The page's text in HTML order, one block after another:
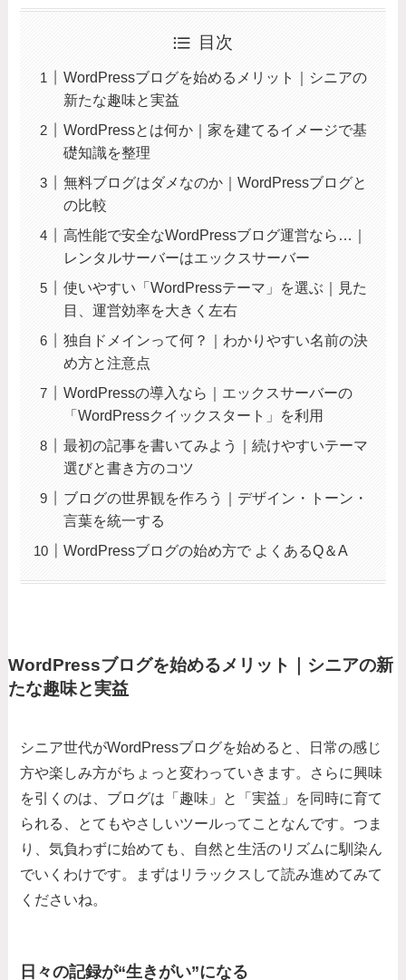
目次
WordPressブログを始めるメリット｜シニアの
新たな趣味と実益
WordPressとは何か｜家を建てるイメージで基
礎知識を整理
無料ブログはダメなのか｜WordPressブログと
の比較
高性能で安全なWordPressブログ運営なら…｜
レンタルサーバーはエックスサーバー
使いやすい「WordPressテーマ」を選ぶ｜見た
目、運営効率を大きく左右
独自ドメインって何？｜わかりやすい名前の決
め方と注意点
WordPressの導入なら｜エックスサーバーの
「WordPressクイックスタート」を利用
最初の記事を書いてみよう｜続けやすいテーマ
選びと書き方のコツ
ブログの世界観を作ろう｜デザイン・トーン・
言葉を統一する
WordPressブログの始め方で よくあるQ＆A
WordPressブログを始めるメリット｜シニアの新
たな趣味と実益
シニア世代がWordPressブログを始めると、日常の感じ
方や楽しみ方がちょっと変わっていきます。さらに興味
を引くのは、ブログは「趣味」と「実益」を同時に育て
られる、とてもやさしいツールってことなんです。つま
り、気負わずに始めても、自然と生活のリズムに馴染ん
でいくわけです。まずはリラックスして読み進めてみて
くださいね。
日々の記録が“生きがい”になる